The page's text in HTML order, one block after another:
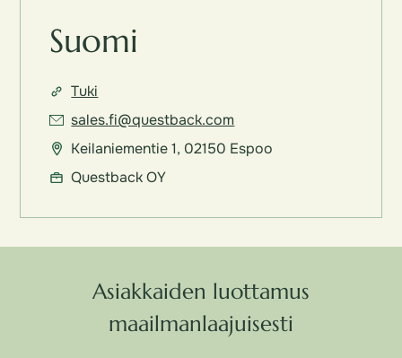
Suomi
Tuki
sales.fi@questback.com
Keilaniementie 1, 02150 Espoo
Questback OY
Asiakkaiden luottamus
maailmanlaajuisesti